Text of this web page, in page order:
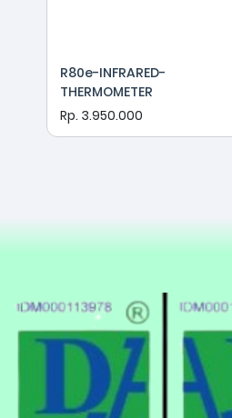
R80e-INFRARED-
THERMOMETER
Rp. 3.950.000